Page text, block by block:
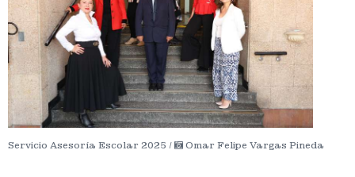
Servicio Asesoría Escolar 2025 / Omar Felipe Vargas Pineda